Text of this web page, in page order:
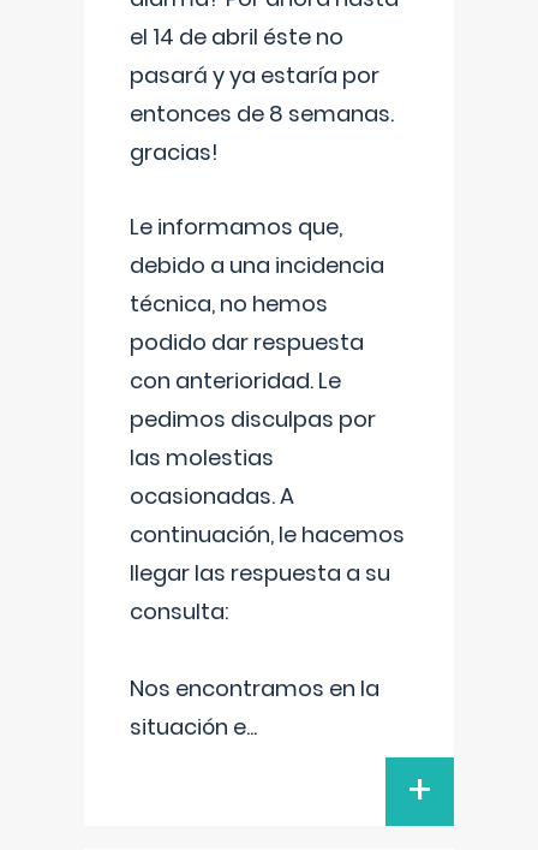
el 14 de abril éste no
pasará y ya estaría por
entonces de 8 semanas.
gracias!
Le informamos que,
debido a una incidencia
técnica, no hemos
podido dar respuesta
con anterioridad. Le
pedimos disculpas por
las molestias
ocasionadas. A
continuación, le hacemos
llegar las respuesta a su
consulta:
Nos encontramos en la
situación e...
+